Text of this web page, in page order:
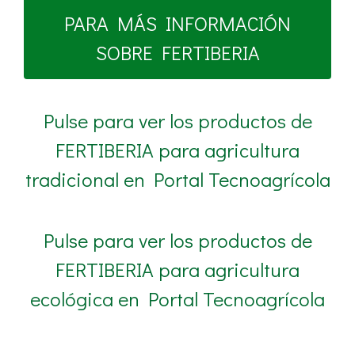
PARA MÁS INFORMACIÓN
SOBRE FERTIBERIA
Pulse para ver los productos de
FERTIBERIA para agricultura
tradicional en Portal Tecnoagrícola
Pulse para ver los productos de
FERTIBERIA para agricultura
ecológica en Portal Tecnoagrícola